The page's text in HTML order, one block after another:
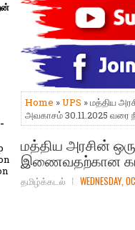
Home »UPS » மத்திய
அவகாசம் 30.11.2025 வரை
மத்திய அரசின்
இணைவதற்கான கால
தமிழ்க்கடல் WEDNESDAY,